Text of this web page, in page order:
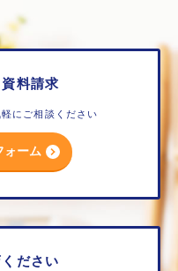
料請求
にご相談ください
ォーム
ださい